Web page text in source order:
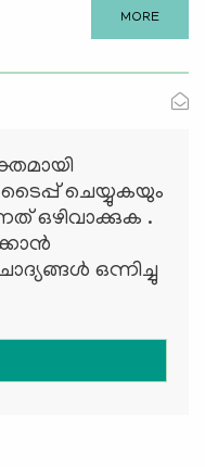
MORE
ചെയ്യുകയും
ഒഴിവാക്കുക .
ഒന്നിച്ചു